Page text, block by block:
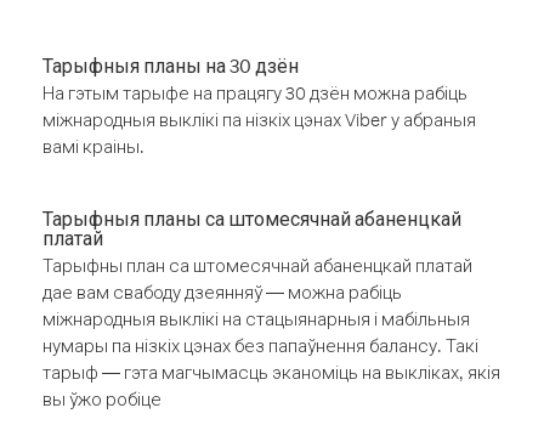
Тарыфныя планы на 30 дзён
На гэтым тарыфе на працягу 30 дзён можна рабіць
міжнародныя выклікі па нізкіх цэнах Viber у абраныя
вамі краіны.
Тарыфныя планы са штомесячнай абаненцкай
платай
Тарыфны план са штомесячнай абаненцкай платай
дае вам свабоду дзеянняў — можна рабіць
міжнародныя выклікі на стацыянарныя і мабільныя
нумары па нізкіх цэнах без папаўнення балансу. Такі
тарыф — гэта магчымасць эканоміць на выкліках, якія
вы ўжо робіце